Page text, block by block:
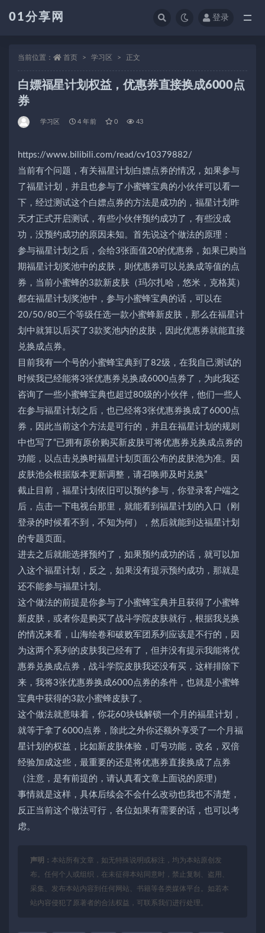
01分享网 登录
当前位置： 首页 学习区 正文
白嫖福星计划权益，优惠券直接换成6000点
券
学习区 4 年前 0 43
https://www.bilibili.com/read/cv10379882/
当前有个问题，有关福星计划白嫖点券的情况，如果参与
了福星计划，并且也参与了小蜜蜂宝典的小伙伴可以看一
下，经过测试这个白嫖点券的方法是成功的，福星计划昨
天才正式开启测试，有些小伙伴预约成功了，有些没成
功，没预约成功的原因未知。首先说这个做法的原理：
参与福星计划之后，会给3张面值20的优惠券，如果已购当
期福星计划奖池中的皮肤，则优惠券可以兑换成等值的点
券，当前小蜜蜂的3款新皮肤（玛尔扎哈，悠米，克格莫）
都在福星计划奖池中，参与小蜜蜂宝典的话，可以在
20/50/80三个等级任选一款小蜜蜂新皮肤，那么在福星计
划中就算以后买了3款奖池内的皮肤，因此优惠券就能直接
兑换成点券。
目前我有一个号的小蜜蜂宝典到了82级，在我自己测试的
时候我已经能将3张优惠券兑换成6000点券了，为此我还
咨询了一些小蜜蜂宝典也超过80级的小伙伴，他们一些人
在参与福星计划之后，也已经将3张优惠券换成了6000点
券，因此当前这个方法是可行的，并且在福星计划的规则
中也写了“已拥有原价购买新皮肤可将优惠券兑换成点券的
功能，以点击兑换时福星计划页面公布的皮肤池为准。因
皮肤池会根据版本更新调整，请召唤师及时兑换”
截止目前，福星计划依旧可以预约参与，你登录客户端之
后，点击一下电视台那里，就能看到福星计划的入口（刚
登录的时候看不到，不知为何），然后就能到达福星计划
的专题页面。
进去之后就能选择预约了，如果预约成功的话，就可以加
入这个福星计划，反之，如果没有提示预约成功，那就是
还不能参与福星计划。
这个做法的前提是你参与了小蜜蜂宝典并且获得了小蜜蜂
新皮肤，或者你是购买了战斗学院皮肤就行，根据我兑换
的情况来看，山海绘卷和破败军团系列应该是不行的，因
为这两个系列的皮肤我已经有了，但并没有提示我能将优
惠券兑换成点券，战斗学院皮肤我还没有买，这样排除下
来，我将3张优惠券换成6000点券的条件，也就是小蜜蜂
宝典中获得的3款小蜜蜂皮肤了。
这个做法就意味着，你花60块钱解锁一个月的福星计划，
就等于拿了6000点券，除此之外你还额外享受了一个月福
星计划的权益，比如新皮肤体验，叮号功能，改名，双倍
经验加成这些，最重要的还是将优惠券直接换成了点券
（注意，是有前提的，请认真看文章上面说的原理）
事情就是这样，具体后续会不会什么改动也我也不清楚，
反正当前这个做法可行，各位如果有需要的话，也可以考
虑。
声明： 本站所有文章，如无特殊说明或标注，均为本站原创发
布。任何个人或组织，在未征得本站同意时，禁止复制、盗用、
采集、发布本站内容到任何网站、书籍等各类媒体平台。如若本
站内容侵犯了原著者的合法权益，可联系我们进行处理。